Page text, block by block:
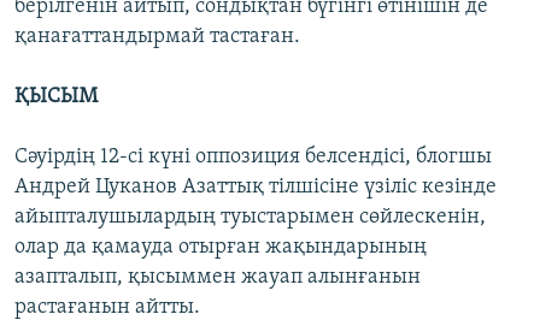
берілгенін айтып, сондықтан бүгінгі өтінішін де
қанағаттандырмай тастаған.
ҚЫСЫМ
Сәуірдің 12-сі күні оппозиция белсендісі, блогшы
Андрей Цуканов Азаттық тілшісіне үзіліс кезінде
айыпталушылардың туыстарымен сөйлескенін,
олар да қамауда отырған жақындарының
азапталып, қысыммен жауап алынғанын
растағанын айтты.